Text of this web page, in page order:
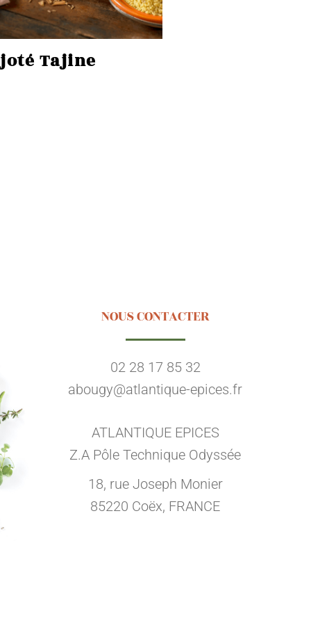
Tajine
NOUS CONTACTER
02 28 17 85 32
abougy@atlantique-epices.fr
ATLANTIQUE EPICES
Z.A Pôle Technique Odyssée
18, rue Joseph Monier
85220 Coëx, FRANCE